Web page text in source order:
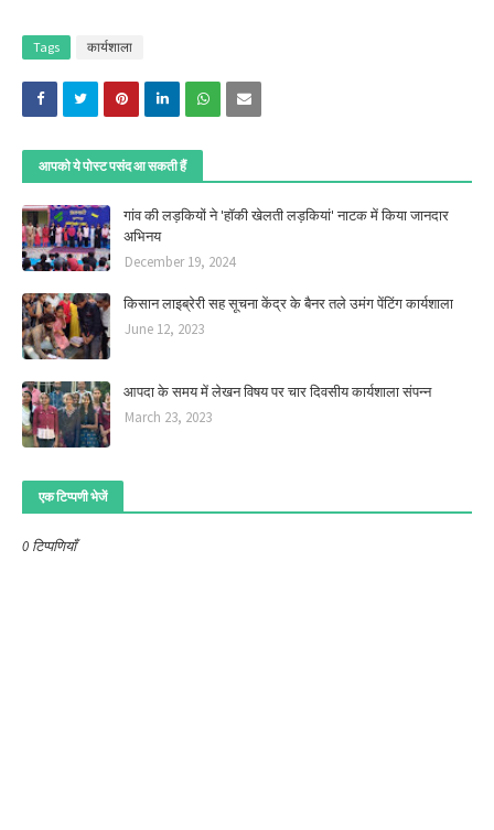
Tags कार्यशाला
आपको ये पोस्ट पसंद आ सकती हैं
गांव की लड़कियों ने 'हॉकी खेलती लड़कियां' नाटक में किया जानदार
अभिनय
December 19, 2024
किसान लाइब्रेरी सह सूचना केंद्र के बैनर तले उमंग पेंटिंग कार्यशाला
June 12, 2023
आपदा के समय में लेखन विषय पर चार दिवसीय कार्यशाला संपन्न
March 23, 2023
एक टिप्पणी भेजें
0 टिप्पणियाँ